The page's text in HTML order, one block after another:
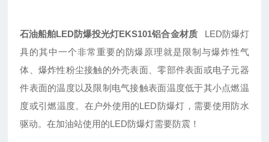
石油船舶LED防爆投光灯EKS101铝合金材质LED防爆灯
具的其中一个非常重要的防爆原理就是限制与爆炸性气
体、爆炸性粉尘接触的外壳表面、零部件表面或电子元器
件表面的温度以及限制电气接触表面温度低于其小点燃温
度或引燃温度。在户外使用的LED防爆灯，需要使用防水
驱动。在加油站使用的LED防爆灯需要防震！